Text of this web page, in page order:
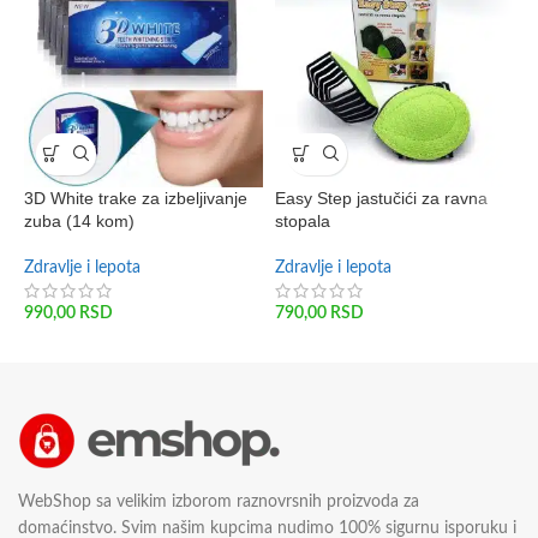
3D White trake za izbeljivanje
zuba (14 kom)
Zdravlje i lepota
990,00 RSD
Easy Step jastučići za ravna
stopala
Zdravlje i lepota
790,00 RSD
WebShop sa velikim izborom raznovrsnih proizvoda za
domaćinstvo. Svim našim kupcima nudimo 100% sigurnu isporuku i